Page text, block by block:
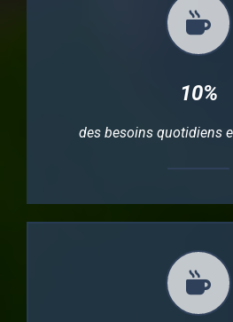
10%
des besoins quotidiens